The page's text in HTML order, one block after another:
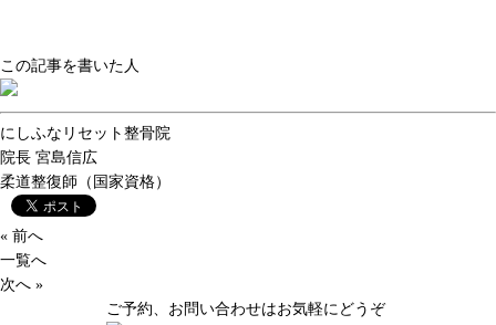
この記事を書いた人
にしふなリセット整骨院
院長 宮島信広
柔道整復師（国家資格）
« 前へ
一覧へ
次へ »
ご予約、お問い合わせはお気軽にどうぞ